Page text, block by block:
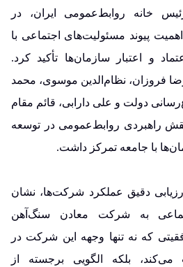
خانه روابط‌عمومی ایران، در
پیوند مسئولیت‌های اجتماعی با
و اعتبار سازمان‌ها تأکید کرد.
فروزان، نظام‌الدین موسوی، محمد
دولت و علی دارابی، قائم مقام
راهبردی روابط‌عمومی در توسعه
با جامعه تمرکز داشت.
دقیق عملکرد شرکت‌ها، نشان
به شرکت معادن سنگ‌آهن
که نه تنها وجهه این شرکت در
بلکه الگویی برجسته از